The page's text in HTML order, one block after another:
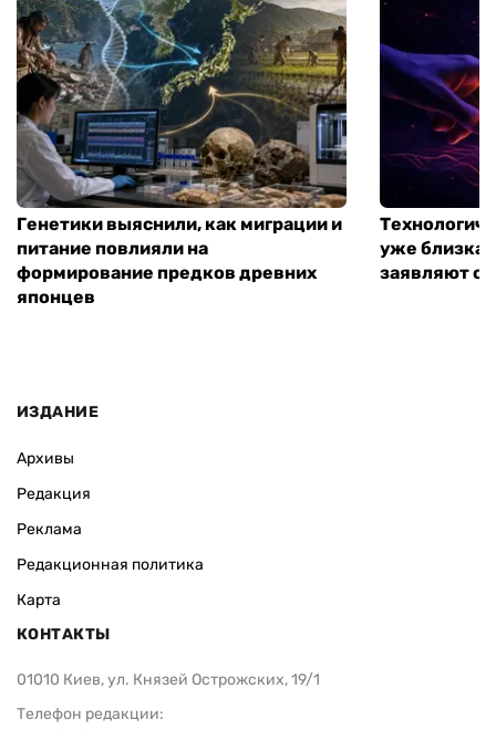
Генетики выяснили, как миграции и
питание повлияли на
формирование предков древних
японцев
уже близка:
заявляют о
ИЗДАНИЕ
Архивы
Редакция
Реклама
Редакционная политика
Карта
КОНТАКТЫ
01010 Киев, ул. Князей Острожских, 19/1
Телефон редакции: